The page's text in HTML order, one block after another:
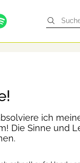
ich
Die Sinne und